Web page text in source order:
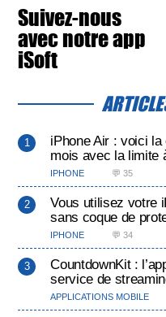
Suivez-nous
avec notre app
iSoft
iPhone Air : voici
mois avec la limite
IPHONE 💬 35
Vous utilisez votre
sans coque de
IPHONE 💬 34
CountdownKit :
service de
APPLICATIONS MOBILE